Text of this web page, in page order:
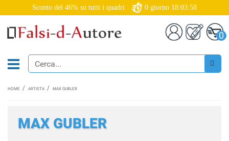
Sconto del 46% su tutti i quadri 0 giorno 18:03:57
0
HOME ARTISTA MAX GUBLER
MAX GUBLER